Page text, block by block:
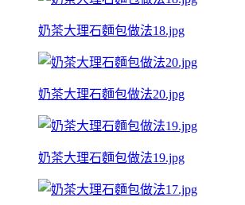
奶茶大理石麵包做法18.jpg
奶茶大理石麵包做法20.jpg
奶茶大理石麵包做法19.jpg